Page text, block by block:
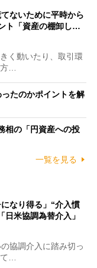
ないために平時から
ト「資産の棚卸し…
く動いたり、取引環
…
たのかポイントを解
相の「円資産への投
一覧を見る
なり得る」“介入慣
米協調為替介入」
協調介入に踏み切っ
…